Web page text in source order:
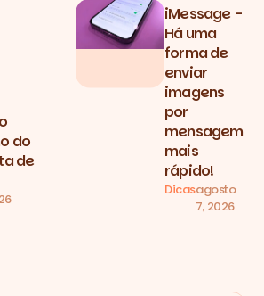
do
de
iMessage -
Há uma
forma de
enviar
imagens
por
mensagem
mais
rápido!
Dicasagosto
7, 2026